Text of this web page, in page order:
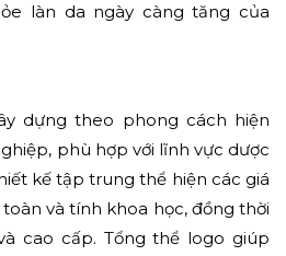
làn da ngày càng tăng của
dựng theo phong cách hiện
phù hợp với lĩnh vực dược
kế tập trung thể hiện các giá
và tính khoa học, đồng thời
cao cấp. Tổng thể logo giúp